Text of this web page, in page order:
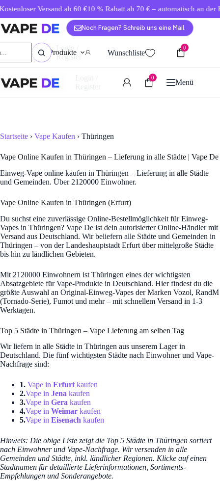
Inhalt
Versand ab 60 €10 % Rabatt ab 70 € – automatisch an der
Noch Fragen? Schreib uns eine Mail.
Home Produkte Noch Fragen? News
Login /
Register
Wunschliste
0
0
Menü
Startseite › Vape Kaufen › Thüringen
Vape Online Kaufen in Thüringen – Lieferung in alle Städte | Vape De
Einweg-Vape online kaufen in Thüringen – Lieferung in alle Städte
und Gemeinden. Über 2120000 Einwohner.
Vape Online Kaufen in Thüringen (Erfurt)
Du suchst eine zuverlässige Online-Bestellmöglichkeit für Einweg-
Vapes in Thüringen? Vape De ist dein autorisierter Online-Händler mit
Versand aus Deutschland. Wir beliefern alle Städte und Gemeinden in
Thüringen – von der Landeshauptstadt Erfurt über mittelgroße Städte
bis hin zu ländlichen Gebieten.
Mit 2120000 Einwohnern ist Thüringen eines der wichtigsten
Absatzgebiete für Vape-Produkte in Deutschland. Hier findest du die
größte Auswahl an Original-Einweg-Vapes der Marken Vozol, RandM
(Tornado-Serie), Fumot und mehr – mit schnellem Versand in 1-3
Werktagen.
Top 5 Städte in Thüringen – Vape Lieferung am selben Tag
Wir liefern in alle Städte in Thüringen aus unserem Lager in
Deutschland. Die fünf wichtigsten Städte nach Einwohner und Vape-
Nachfrage sind:
1. Vape in Erfurt kaufen
2.Vape in Jena kaufen
3.Vape in Gera kaufen
4.Vape in Weimar kaufen
5.Vape in Eisenach kaufen
Hinweis: Die obige Liste zeigt die Top 5 Städte in Thüringen sortiert
nach Einwohner und Vape-Nachfrage. Wir versenden in alle
Gemeinden und Städte, inkl. ländlicher Regionen. Klicke auf einen
Stadtnamen für detaillierte Lieferinformationen, Sortiments-
Empfehlungen und Sonderangebote.